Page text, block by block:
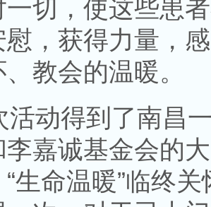
一切，使这些患
慰，获得力量，
教会的温暖。
动得到了南昌
李嘉诚基金会的
生命温暖”临终